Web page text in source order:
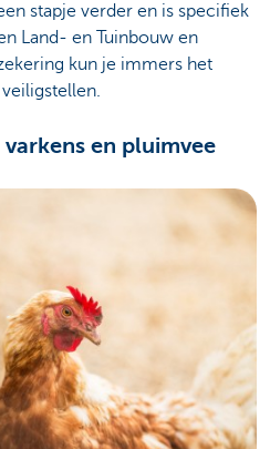
stapje verder en is specifiek
Land- en Tuinbouw en
kun je immers het
varkens en pluimvee